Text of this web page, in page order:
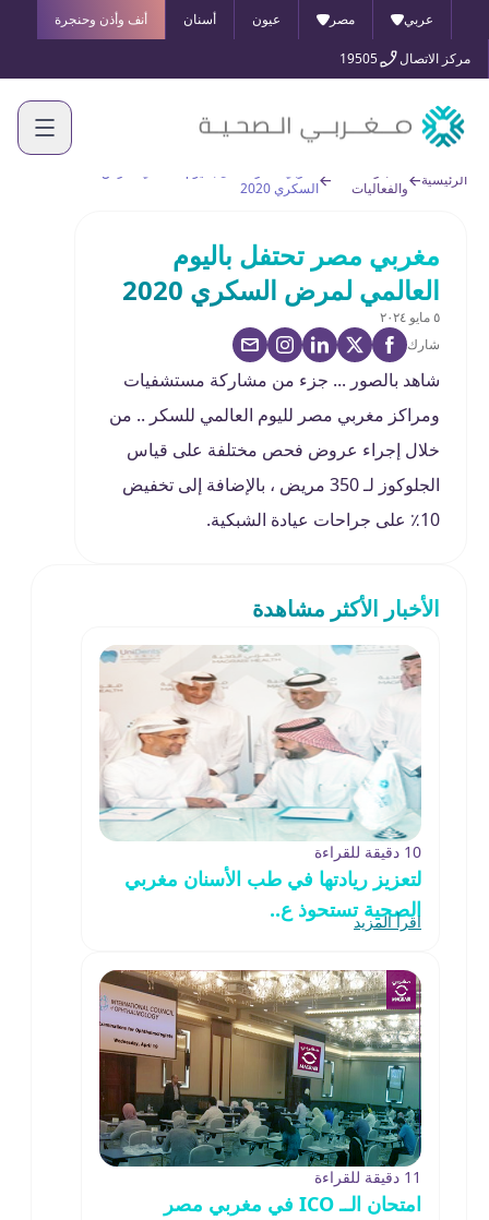
عربي مصر عيون أسنان أنف وأذن وحنجرة
مركز الاتصال 19505
الرئيسية
والفعاليات
السكري 2020
مغربي مصر تحتفل باليوم
العالمي لمرض السكري 2020
٥ مايو ٢٠٢٤
شارك
شاهد بالصور ... جزء من مشاركة مستشفيات
ومراكز مغربي مصر لليوم العالمي للسكر .. من
خلال إجراء عروض فحص مختلفة على قياس
الجلوكوز لـ 350 مريض ، بالإضافة إلى تخفيض
10٪ على جراحات عيادة الشبكية.
الأخبار الأكثر مشاهدة
10 دقيقة للقراءة
لتعزيز ريادتها في طب الأسنان مغربي
الصحية تستحوذ ع..
اقرأ المزيد
11 دقيقة للقراءة
امتحان الــ ICO في مغربي مصر